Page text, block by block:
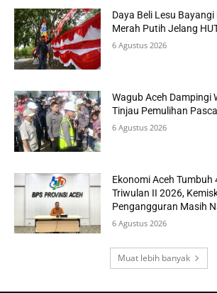
Daya Beli Lesu
Merah Putih Jelang
6 Agustus 2026
Wagub Aceh Dampingi
Tinjau Pemulihan
6 Agustus 2026
Ekonomi Aceh Tumbuh
Triwulan II 2026,
Pengangguran Masih
6 Agustus 2026
Muat lebih banyak